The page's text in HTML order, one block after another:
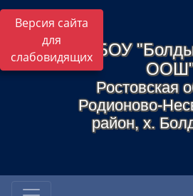
Версия сайта
для
слабовидящихМБОУ
Ростовская
Родионово-
район, х.